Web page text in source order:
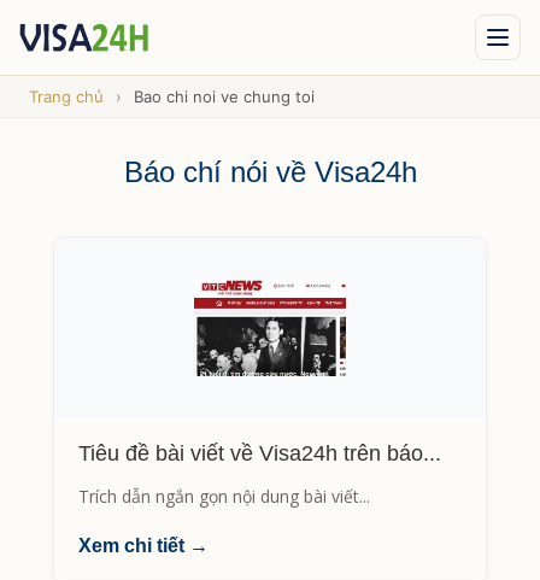
Visa xuất cảnh Visa nhập cảnh
Tin tức Liên hệ
Trang chủ › Bao chi noi ve chung toi
Báo chí nói về Visa24h
Tiêu đề bài viết về Visa24h trên báo...
Trích dẫn ngắn gọn nội dung bài viết...
Xem chi tiết →